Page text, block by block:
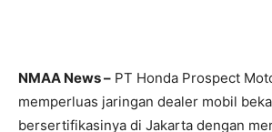
NMAA News – PT Honda Prospect
memperluas jaringan dealer mobil
bersertifikasinya di Jakarta dengan